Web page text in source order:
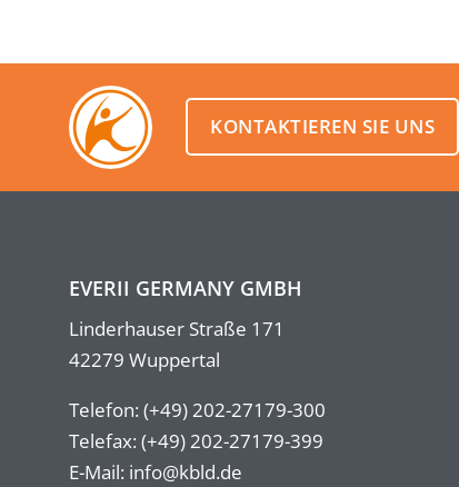
KONTAKTIEREN SIE UNS
EVERII GERMANY GMBH
Linderhauser Straße 171
42279 Wuppertal
Telefon: (+49) 202-27179-300
Telefax: (+49) 202-27179-399
E-Mail: info@kbld.de